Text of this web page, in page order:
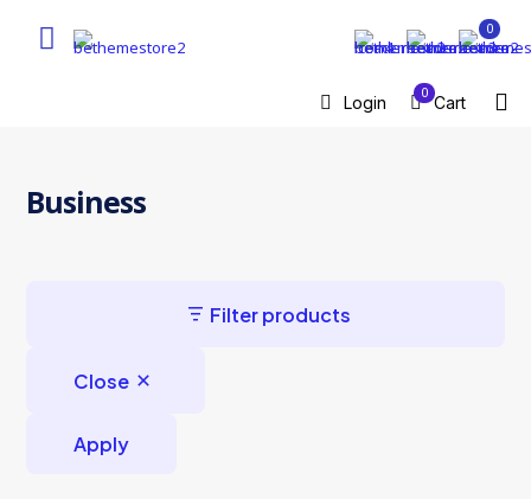
0
Login 0 Cart
Business
Filter products
Close
Apply